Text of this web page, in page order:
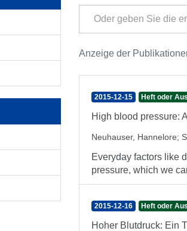
Anzeige der
2015-12-15 Heft oder
High blood pressure:
Neuhauser, Hannelore;
Everyday factors like
pressure, which we
2015-12-16 Heft oder
Hoher Blutdruck: Ein